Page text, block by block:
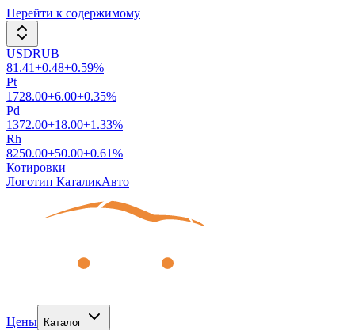
Перейти к содержимому
USDRUB
81.41+0.48+0.59%
Pt
1728.00+6.00+0.35%
Pd
1372.00+18.00+1.33%
Rh
8250.00+50.00+0.61%
Котировки
Логотип КаталикАвто
Цены Каталог